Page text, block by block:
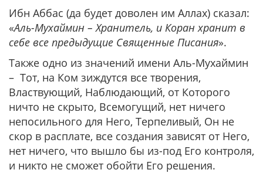
Ибн Аббас (да будет доволен им Аллах) сказал:
«Аль-Мухаймин – Хранитель, и Коран хранит в
себе все предыдущие Священные Писания».
Также одно из значений имени Аль-Мухаймин
– Тот, на Ком зиждутся все творения,
Властвующий, Наблюдающий, от Которого
ничто не скрыто, Всемогущий, нет ничего
непосильного для Него, Терпеливый, Он не
скор в расплате, все создания зависят от Него,
нет ничего, что вышло бы из-под Его контроля,
и никто не сможет обойти Его решения.